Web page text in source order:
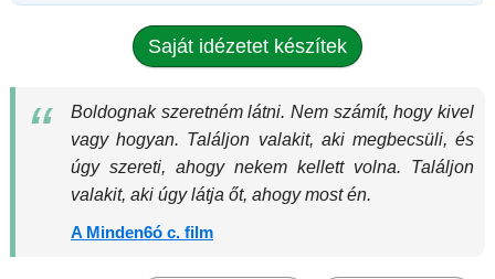
Saját idézetet készítek
Boldognak szeretném látni. Nem számít, hogy kivel
vagy hogyan. Találjon valakit, aki megbecsüli, és
úgy szereti, ahogy nekem kellett volna. Találjon
valakit, aki úgy látja őt, ahogy most én.
A Minden6ó c. film